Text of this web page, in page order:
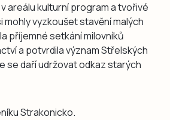
areálu kulturní program a tvořivé
mohly vyzkoušet stavění malých
příjemné setkání milovníků
a potvrdila význam Střelských
se daří udržovat odkaz starých
Strakonicko.